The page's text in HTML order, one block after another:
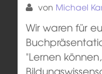
von Michael
Wir waren für
"Lernen